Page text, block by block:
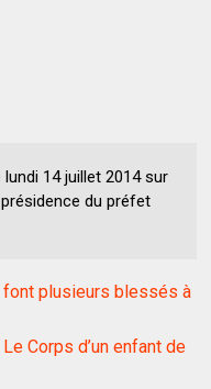
14 juillet 2014 sur
du préfet
plusieurs blessés à
Corps d’un enfant de